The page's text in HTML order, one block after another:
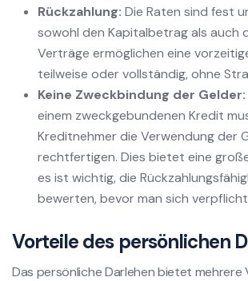
Rückzahlung: Die Raten sind fest
sowohl den Kapitalbetrag als auch
Verträge ermöglichen eine
teilweise oder vollständig, ohne
Keine Zweckbindung der Gelder:
einem zweckgebundenen Kredit
Kreditnehmer die Verwendung der
rechtfertigen. Dies bietet eine
es ist wichtig, die
bewerten, bevor man sich
Vorteile des persönlichen
Das persönliche Darlehen bietet mehrere